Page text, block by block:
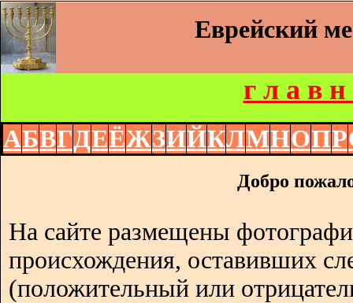
Еврейский
г л а в н
АБВГДЕЁЖЗИЙКЛМНОПР
Добро
На сайте размещены
происхождения, оставивших
(положительный или